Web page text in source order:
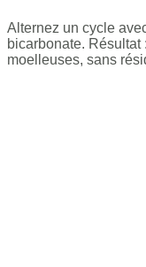
Alternez un cycle
bicarbonate.
moelleuses, sans